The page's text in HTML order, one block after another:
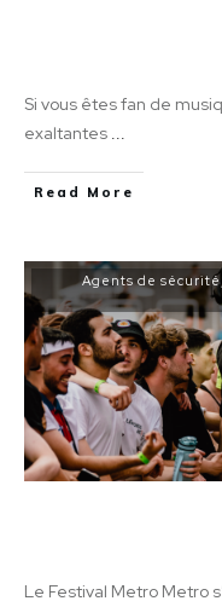
Si vous êtes fan de
exaltantes ...
Read More
Agents de sécurité
Le Festival Metro Metro